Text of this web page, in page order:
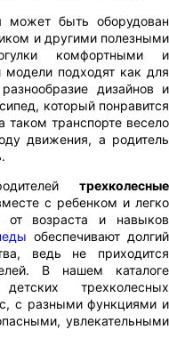
может быть оборудован
и другими полезными
комфортными и
подходят как для
дизайнов и
который понравится
таком транспорте весело
движения, а родитель
трехколесные
с ребенком и легко
от возраста и навыков
обеспечивают долгий
ведь не приходится
В нашем каталоге
трехколесных
с разными функциями и
увлекательными